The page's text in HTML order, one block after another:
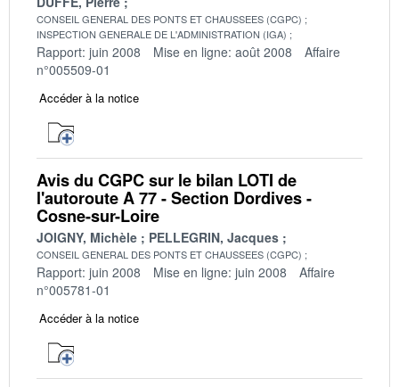
CONSEIL GENERAL DES PONTS ET CHAUSSEES (CGPC)
INSPECTION GENERALE DE L'ADMINISTRATION (IGA)
Rapport: juin 2008 Mise en ligne: août 2008
Affaire
n°005509-01
Accéder à la notice
Avis du CGPC sur le bilan LOTI de
l'autoroute A 77 - Section Dordives -
Cosne-sur-Loire
JOIGNY, Michèle PELLEGRIN, Jacques
CONSEIL GENERAL DES PONTS ET CHAUSSEES (CGPC)
Rapport: juin 2008 Mise en ligne: juin 2008
Affaire
n°005781-01
Accéder à la notice